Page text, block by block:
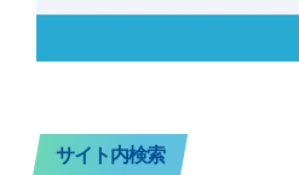
サイト内検索